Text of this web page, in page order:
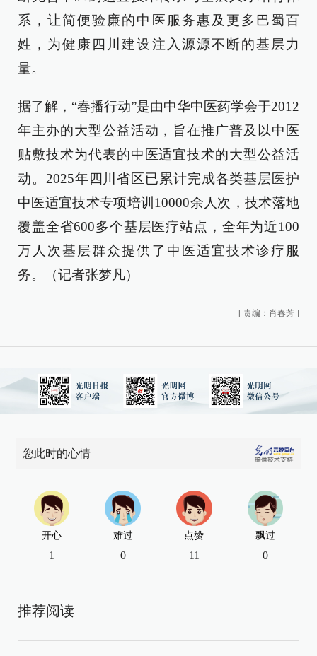
系，让简便验廉的中医服务惠及更多巴蜀百
姓，为健康四川建设注入源源不断的基层力
量。
据了解，“春播行动”是由中华中医药学会于2012
年主办的大型公益活动，旨在推广普及以中医
贴敷技术为代表的中医适宜技术的大型公益活
动。2025年四川省区已累计完成各类基层医护
中医适宜技术专项培训10000余人次，技术落地
覆盖全省600多个基层医疗站点，全年为近100
万人次基层群众提供了中医适宜技术诊疗服
务。（记者张梦凡）
[ 责编：肖春芳 ]
您此时的心情
开心
1
难过
0
点赞
11
飘过
0
推荐阅读